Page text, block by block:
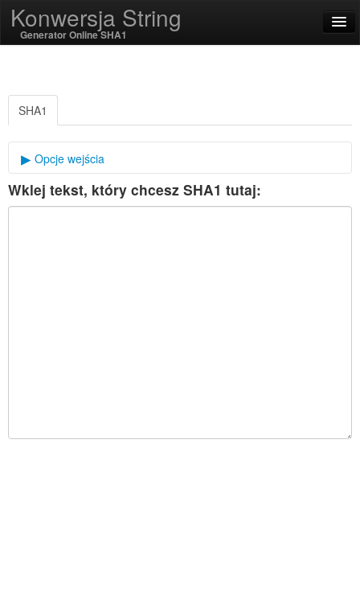
Konwersja String
Generator Online SHA1
Polski
SSL On
Kodowanie / dekodowanie
SHA1
Opcje wejścia
Sól kryptograficzne
Wklej tekst, który chcesz SHA1 tutaj: